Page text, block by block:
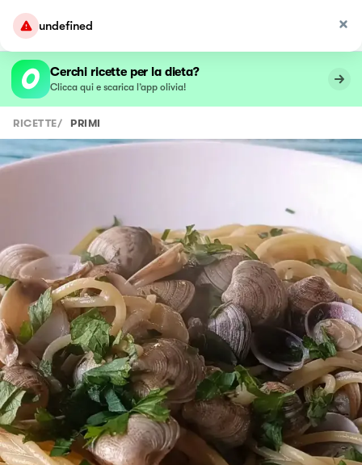
undefined
Cerchi ricette per la dieta?
Clicca qui e scarica l’app olivia!
RICETTE/ PRIMI